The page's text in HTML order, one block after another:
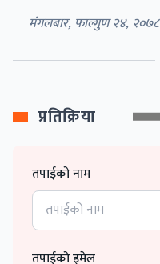
मंगलबार, फाल्गुण २४, २०७८
प्रतिक्रिया
तपाईको नाम
तपाईको इमेल